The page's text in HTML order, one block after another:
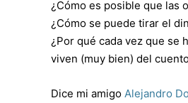
¿Cómo es posible que las
¿Cómo se puede tirar el
¿Por qué cada vez que se
viven (muy bien) del
Dice mi amigo Alejandro